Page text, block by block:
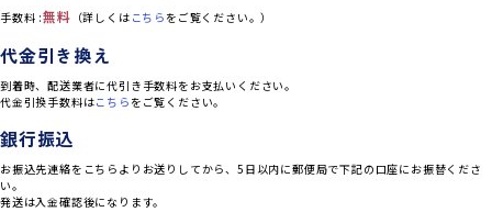
手数料 :無料 （詳しくは こちら をご覧ください。）
代金引き換え
到着時、配送業者に代引き手数料をお支払いください。
代金引換手数料はこちら をご覧ください。
銀行振込
お振込先連絡をこちらよりお送りしてから、5日以内に郵便局で下記の口座にお振替くださ
い。
発送は入金確認後になります。